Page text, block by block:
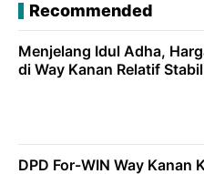
Recommended
Menjelang Idul Adha,
di Way Kanan Relatif Stabil
DPD For-WIN Way Kanan